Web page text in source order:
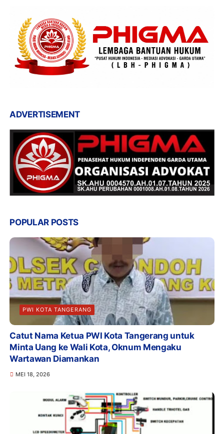
ADVERTISEMENT
POPULAR POSTS
PWI KOTA TANGERANG
Catut Nama Ketua PWI Kota Tangerang untuk
Minta Uang ke Wali Kota, Oknum Mengaku
Wartawan Diamankan
MEI 18, 2026